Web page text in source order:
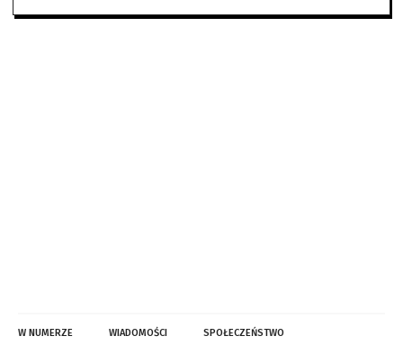
W NUMERZE WIADOMOŚCI SPOŁECZEŃSTWO